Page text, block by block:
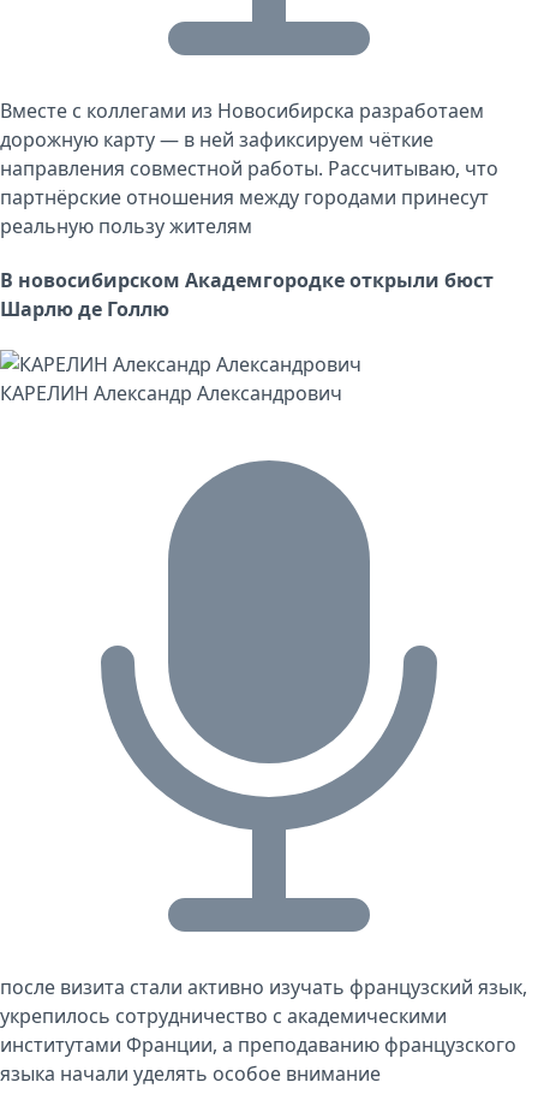
Вместе с коллегами из Новосибирска разработаем
дорожную карту — в ней зафиксируем чёткие
направления совместной работы. Рассчитываю, что
партнёрские отношения между городами принесут
реальную пользу жителям
В новосибирском Академгородке открыли бюст
Шарлю де Голлю
КАРЕЛИН Александр Александрович
после визита стали активно изучать французский язык,
укрепилось сотрудничество с академическими
институтами Франции, а преподаванию французского
языка начали уделять особое внимание